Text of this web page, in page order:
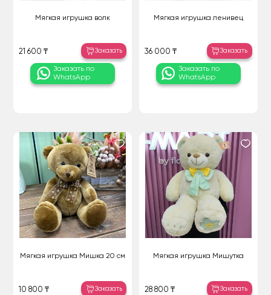
Мягкая игрушка волк
21 600 ₸ Заказать
Заказать по
WhatsApp
Мягкая игрушка ленивец
36 000 ₸ Заказать
Заказать по
WhatsApp
Мягкая игрушка Мишка 20 см
10 800 ₸ Заказать
Мягкая игрушка Мишутка
28 800 ₸ Заказать